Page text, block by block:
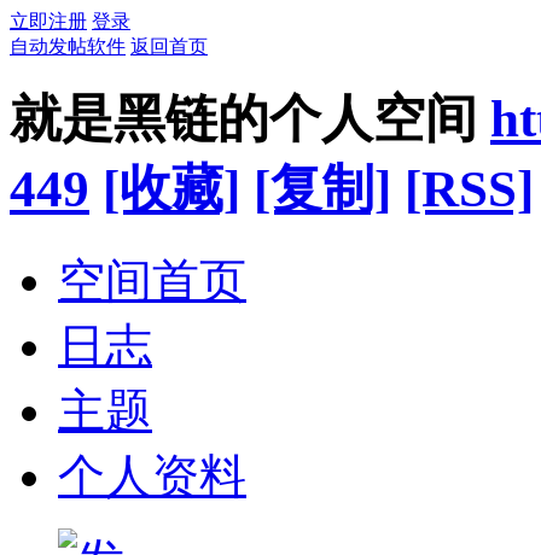
立即注册 登录
自动发帖软件 返回首页
就是黑链的个人空间
449 [收藏] [复制] [RSS]
空间首页
日志
主题
个人资料